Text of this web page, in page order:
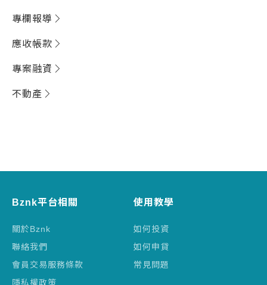
專欄報導
應收帳款
專案融資
不動產
Bznk平台相關
關於Bznk
聯絡我們
會員交易服務條款
隱私權政策
使用教學
如何投資
如何申貸
常見問題